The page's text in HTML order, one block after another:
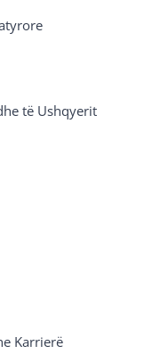
të Ushqyerit
Karrierë